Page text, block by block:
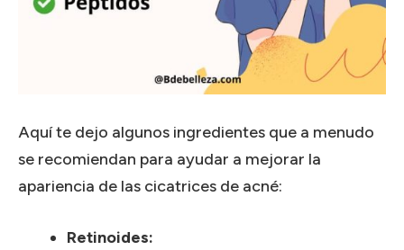
Aquí te dejo algunos ingredientes que a menudo
se recomiendan para ayudar a mejorar la
apariencia de las cicatrices de acné:
Retinoides: